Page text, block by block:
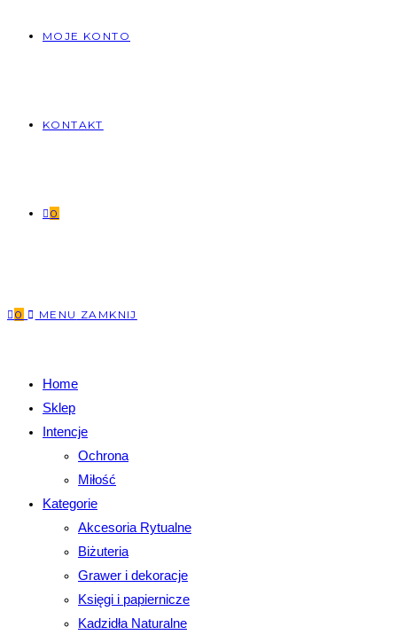
MOJE KONTO
KONTAKT
0
0 MENU ZAMKNIJ
Home
Sklep
Intencje
Ochrona
Miłość
Kategorie
Akcesoria Rytualne
Biżuteria
Grawer i dekoracje
Księgi i papiernicze
Kadzidła Naturalne